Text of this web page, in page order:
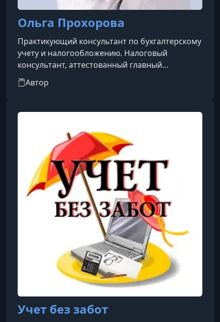
Ольга Прохорова
Практикующий консультант по бухгалтерскому
учету и налогообложению. Налоговый
консультант, аттестованный главный
бухгалтер. Эксперт по проведению
профессионально-общественной
Эксперт по проведению независимой оценки
бухгалтерского учета и налогообложения.
Автор статей и учебных материалов.
Автор
Учет без забот